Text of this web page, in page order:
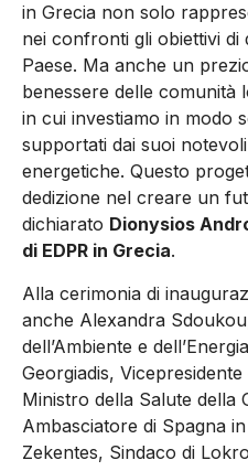
in Grecia non solo
nei confronti gli obiettivi di
Paese. Ma anche un
benessere delle comunità
in cui investiamo in modo
supportati dai suoi
energetiche. Questo
dedizione nel creare un
dichiarato Dionysios
di EDPR in Grecia.
Alla cerimonia di
anche Alexandra
dell’Ambiente e
Georgiadis,
Ministro della Salute della
Ambasciatore di Spagna
Zekentes, Sindaco di